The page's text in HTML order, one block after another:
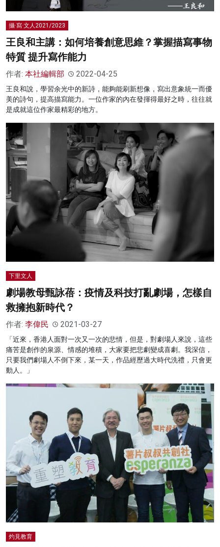
攝·寫·文人2021/2023
王良和主講：如何培養創意思維？掌握描寫事物
特質 提升寫作能力
作者: 本社編輯部 2022-04-25
王良和說，學習余光中的新詩，能夠能刷新想像，寫出意象統一而優
美的詩句，提高描寫能力。一位作家的內在發揮得最好之時，往往就
是成就這位作家最精彩的地方。
下里文人
劇場教母甄詠蓓：疫情及科技打亂劇場，怎樣自
救擁抱新時代？
作者: 李偉民 2021-03-27
「近來，香港人面對一次又一次的悲情，但是，對劇場人來說，這些
痛苦是創作的泉源、情感的堆積，大家要把悲劇變成喜劇。我深信，
只要我們劇場人不倒下來，某一天，作品經歷過大時代洗禮，只會更
動人。」
灼見教育